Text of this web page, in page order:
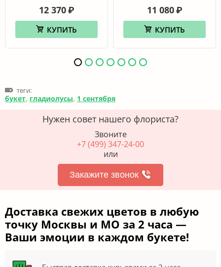
12 370 ₽
КУПИТЬ
11 080 ₽
КУПИТЬ
теги:
букет, гладиолусы, 1 сентября
Нужен совет нашего флориста?
Звоните
+7 (499) 347-24-00
или
Закажите звонок
Доставка свежих цветов в любую
точку Москвы и МО за 2 часа —
Ваши эмоции в каждом букете!